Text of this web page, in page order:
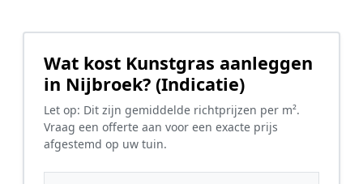
Wat kost Kunstgras aanleggen
in Nijbroek? (Indicatie)
Let op: Dit zijn gemiddelde richtprijzen per m².
Vraag een offerte aan voor een exacte prijs
afgestemd op uw tuin.